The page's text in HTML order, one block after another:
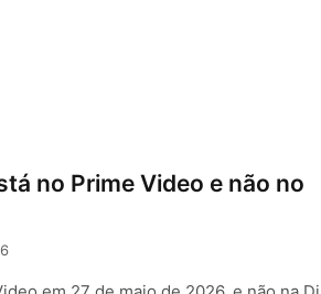
no Prime Video e não no